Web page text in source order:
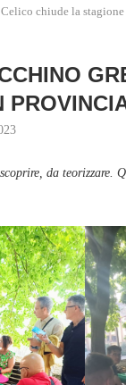
chiude la
da teorizzare.